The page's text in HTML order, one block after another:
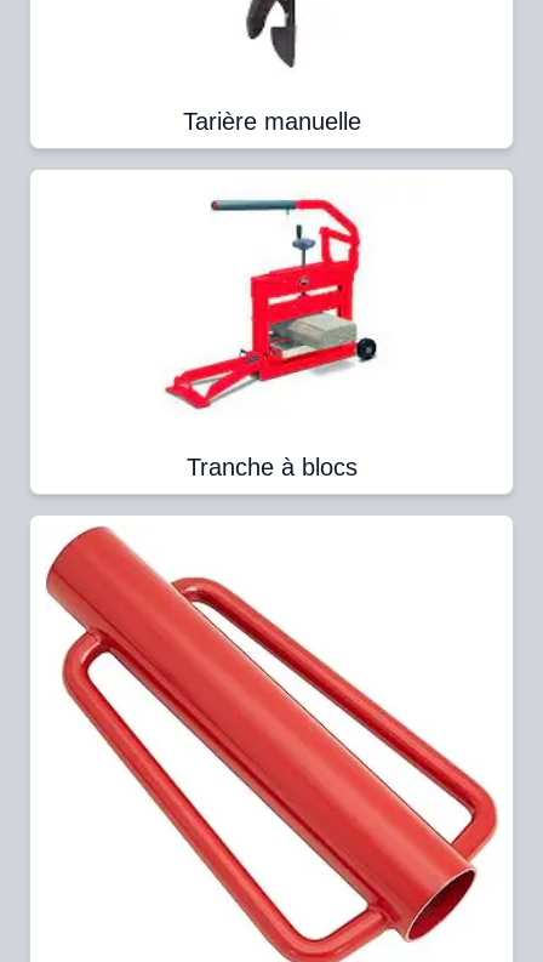
Tarière manuelle
Tranche à blocs